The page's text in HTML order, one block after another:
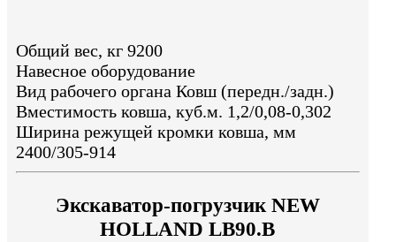
Общий вес, кг 9200
Навесное оборудование
Вид рабочего органа Ковш (передн./задн.)
Вместимость ковша, куб.м. 1,2/0,08-0,302
Ширина режущей кромки ковша, мм
2400/305-914
Экскаватор-погрузчик NEW
HOLLAND LB90.B